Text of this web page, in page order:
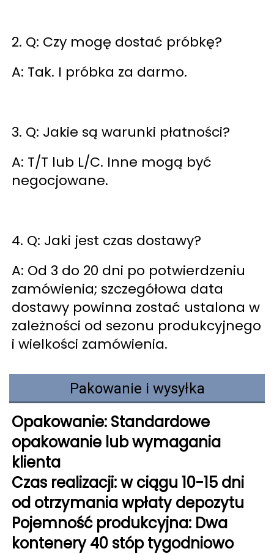
2. Q: Czy mogę dostać próbkę?
A: Tak. I próbka za darmo.
3. Q: Jakie są warunki płatności?
A: T/T lub L/C. Inne mogą być
negocjowane.
4. Q: Jaki jest czas dostawy?
A: Od 3 do 20 dni po potwierdzeniu
zamówienia; szczegółowa data
dostawy powinna zostać ustalona w
zależności od sezonu produkcyjnego
i wielkości zamówienia.
Pakowanie i wysyłka
Opakowanie: Standardowe
opakowanie lub wymagania
klienta
Czas realizacji: w ciągu 10-15 dni
od otrzymania wpłaty depozytu
Pojemność produkcyjna: Dwa
kontenery 40 stóp tygodniowo